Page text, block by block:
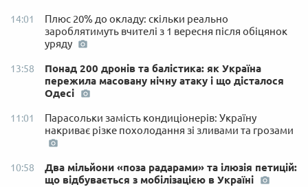
14:01
Плюс 20% до окладу: скільки реально
зароблятимуть вчителі з 1 вересня після обіцянок
уряду
13:58
Понад 200 дронів та балістика: як Україна
пережила масовану нічну атаку і що дісталося
Одесі
11:01
Парасольки замість кондиціонерів: Україну
накриває різке похолодання зі зливами та грозами
10:58
Два мільйони «поза радарами» та ілюзія петицій:
що відбувається з мобілізацією в Україні